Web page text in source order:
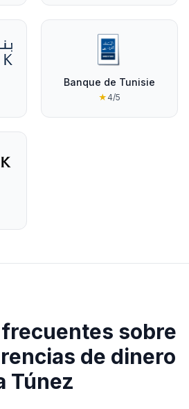
Banque de Tunisie
★ 4/5
sobre
de dinero
Túnez